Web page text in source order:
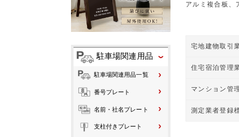
駐車場関連用品
駐車場関連用品一覧
番号プレート
名前・社名プレート
支柱付きプレート
アルミ複合板、
宅地建物取引
住宅宿泊管理
マンション管
測定業者登録